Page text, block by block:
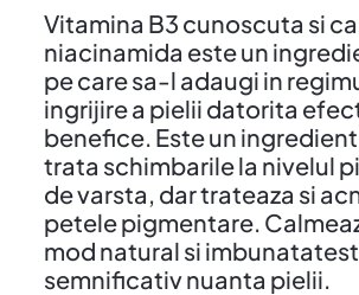
Vitamina B3 cunoscuta si ca
niacinamida este un
pe care sa-l adaugi in
ingrijire a pielii datorita
benefice. Este un
trata schimbarile la nivelul
de varsta, dar trateaza si
petele pigmentare.
mod natural si
semnificativ nuanta pielii.